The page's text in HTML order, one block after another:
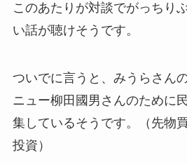
このあたりが対談でがっちり
い話が聴けそうです。
ついでに言うと、みうらさん
ニュー柳田國男さんのために
集しているそうです。（先物
投資）